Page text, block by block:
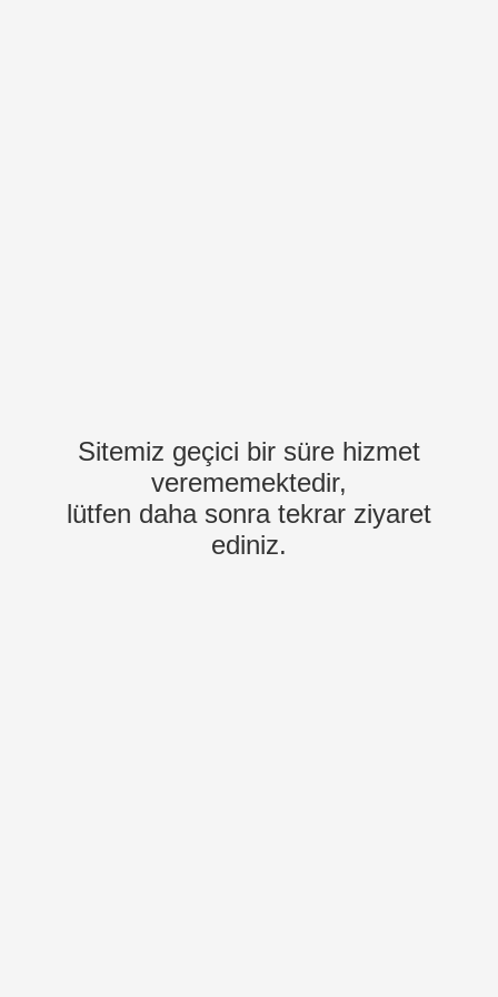
Sitemiz geçici bir süre hizmet
verememektedir,
lütfen daha sonra tekrar ziyaret
ediniz.